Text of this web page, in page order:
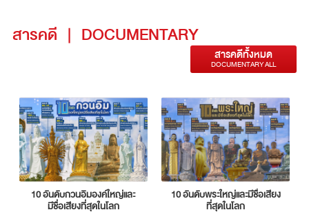
สารคดี | DOCUMENTARY
สารคดีทั้งหมด
DOCUMENTARY ALL
10 อันดับกวนอิมองค์ใหญ่และ
มีชื่อเสียงที่สุดในโลก
10 อันดับพระใหญ่และมีชื่อเสียง
ที่สุดในโลก